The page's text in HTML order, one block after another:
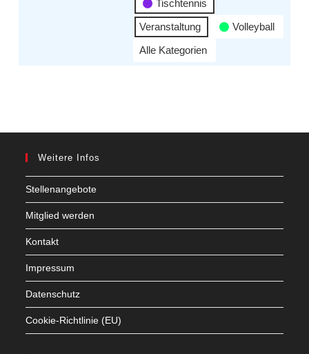
Tischtennis
Veranstaltung
Volleyball
Alle Kategorien
Weitere Infos
Stellenangebote
Mitglied werden
Kontakt
Impressum
Datenschutz
Cookie-Richtlinie (EU)